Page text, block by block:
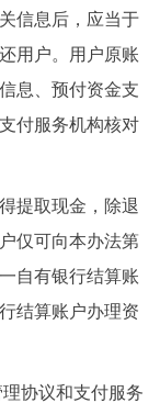
信息后，应当于
用户。用户原账
息、预付资金支
付服务机构核对
提取现金，除退
仅可向本办法第
自有银行结算账
结算账户办理资
协议和支付服务